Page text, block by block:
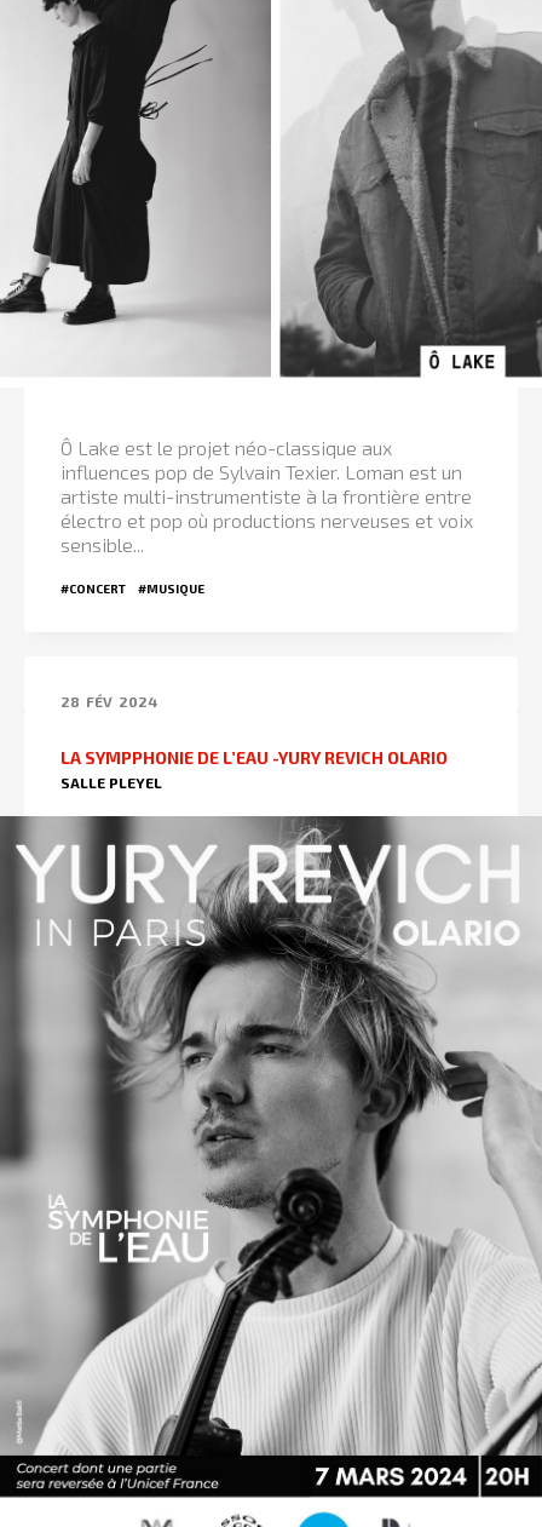
Ô Lake est le projet néo-classique aux
influences pop de Sylvain Texier. Loman est un
artiste multi-instrumentiste à la frontière entre
électro et pop où productions nerveuses et voix
sensible...
#CONCERT #MUSIQUE
28 FÉV 2024
LA SYMPPHONIE DE L’EAU -YURY REVICH OLARIO
SALLE PLEYEL